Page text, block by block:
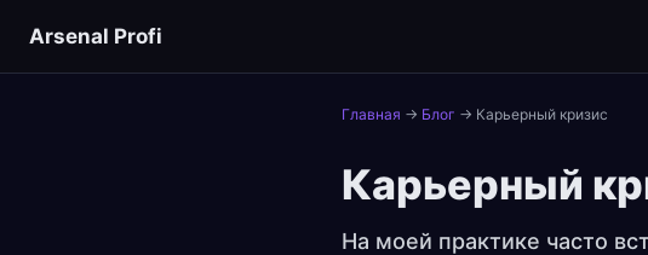
Arsenal Profi
Главная → Блог → Карьерный кризис
Карьерный
На моей практике часто